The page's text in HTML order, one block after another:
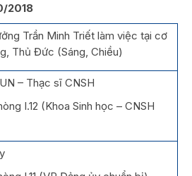
2018
Trần Minh Triết làm việc tại cơ
Thủ Đức (Sáng, Chiều)
– Thạc sĩ CNSH
I.12 (Khoa Sinh học – CNSH